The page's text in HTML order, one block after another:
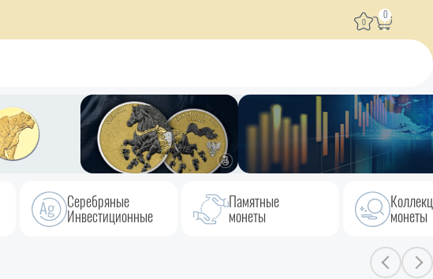
0
0
Серебряные
Инвестиционные
Памятные
монеты монеты